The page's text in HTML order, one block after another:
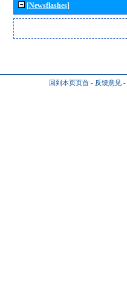
[Newsflashes]
回到本页页首 - 反馈意见 -